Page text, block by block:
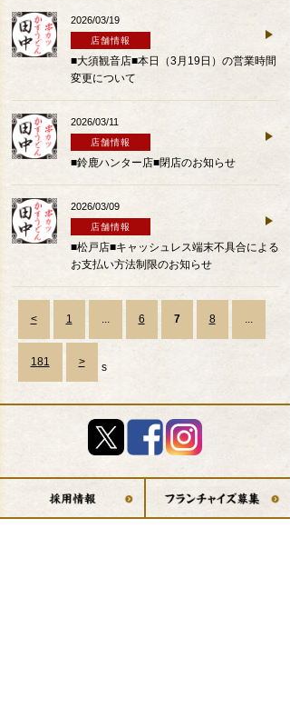
2026/03/19
店舗情報
■大須観音店■本日（3月19日）の営業時間
変更について
2026/03/11
店舗情報
■鈴鹿ハンター店■閉店のお知らせ
2026/03/09
店舗情報
■松戸店■キャッシュレス端末不具合による
お支払い方法制限のお知らせ
< 1 ... 6 7 8 ...
181 > s